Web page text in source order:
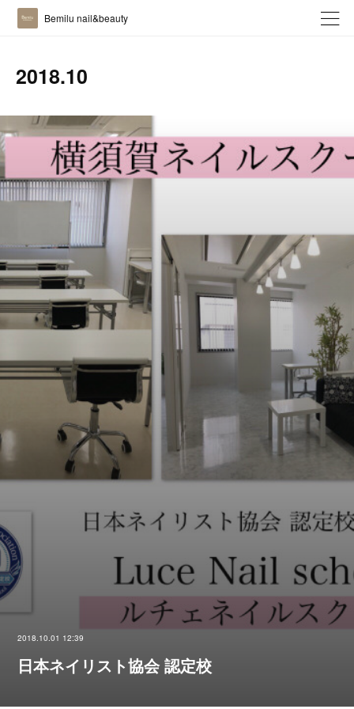
Bemilu nail&beauty
2018.10
2018.10.01 12:39
日本ネイリスト協会 認定校